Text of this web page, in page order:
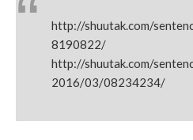
http://shuutak.com/
8190822/
http://shuutak.com/
2016/03/08234234/